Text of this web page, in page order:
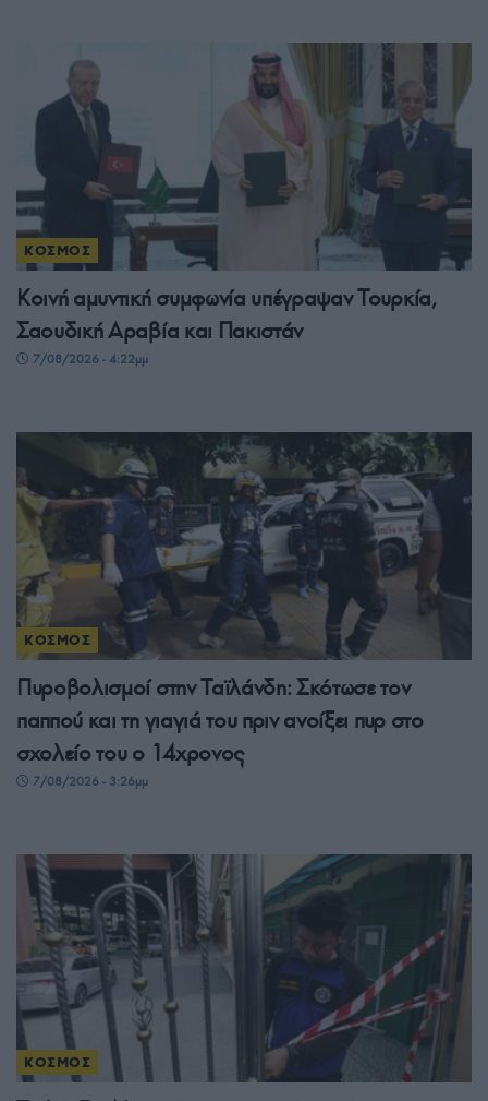
ΚΟΣΜΟΣ
Κοινή αμυντική συμφωνία υπέγραψαν Τουρκία,
Σαουδική Αραβία και Πακιστάν
7/08/2026 - 4:22μμ
ΚΟΣΜΟΣ
Πυροβολισμοί στην Ταϊλάνδη: Σκότωσε τον
παππού και τη γιαγιά του πριν ανοίξει πυρ στο
σχολείο του ο 14χρονος
7/08/2026 - 3:26μμ
ΚΟΣΜΟΣ